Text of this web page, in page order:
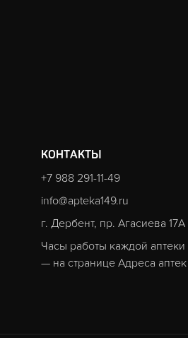
КОНТАКТЫ
+7 988 291-11-49
info@apteka149.ru
г. Дербент, пр. Агасиева 17А
Часы работы каждой аптеки
— на странице Адреса аптек